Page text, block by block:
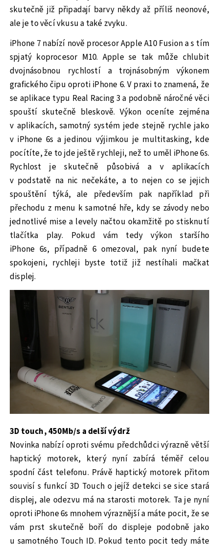
skutečně již připadají barvy někdy až příliš neonové,
ale je to věcí vkusu a také zvyku.
iPhone 7 nabízí nově procesor Apple A10 Fusion a s tím
spjatý koprocesor M10. Apple se tak může chlubit
dvojnásobnou rychlostí a trojnásobným výkonem
grafického čipu oproti iPhone 6. V praxi to znamená, že
se aplikace typu Real Racing 3 a podobně náročné věci
spouští skutečně bleskově. Výkon oceníte zejména
v aplikacích, samotný systém jede stejně rychle jako
v iPhone 6s a jedinou výjimkou je multitasking, kde
pocítíte, že to jde ještě rychleji, než to uměl iPhone 6s.
Rychlost je skutečně působivá a v aplikacích
v podstatě na nic nečekáte, a to nejen co se jejich
spouštění týká, ale především pak například při
přechodu z menu k samotné hře, kdy se závody nebo
jednotlivé mise a levely načtou okamžitě po stisknutí
tlačítka play. Pokud vám tedy výkon staršího
iPhone 6s, případně 6 omezoval, pak nyní budete
spokojeni, rychleji byste totiž již nestíhali mačkat
displej.
3D touch,450Mb/s a delší výdrž
Novinka nabízí oproti svému předchůdci výrazně větší
haptický motorek, který nyní zabírá téměř celou
spodní část telefonu. Právě haptický motorek přitom
souvisí s funkcí 3D Touch o jejíž detekci se sice stará
displej, ale odezvu má na starosti motorek. Ta je nyní
oproti iPhone 6s mnohem výraznější a máte pocit, že se
vám prst skutečně boří do displeje podobně jako
u samotného Touch ID. Pokud tento pocit tedy máte